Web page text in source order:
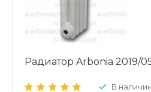
Радиатор Arbonia 2019/
В наличии